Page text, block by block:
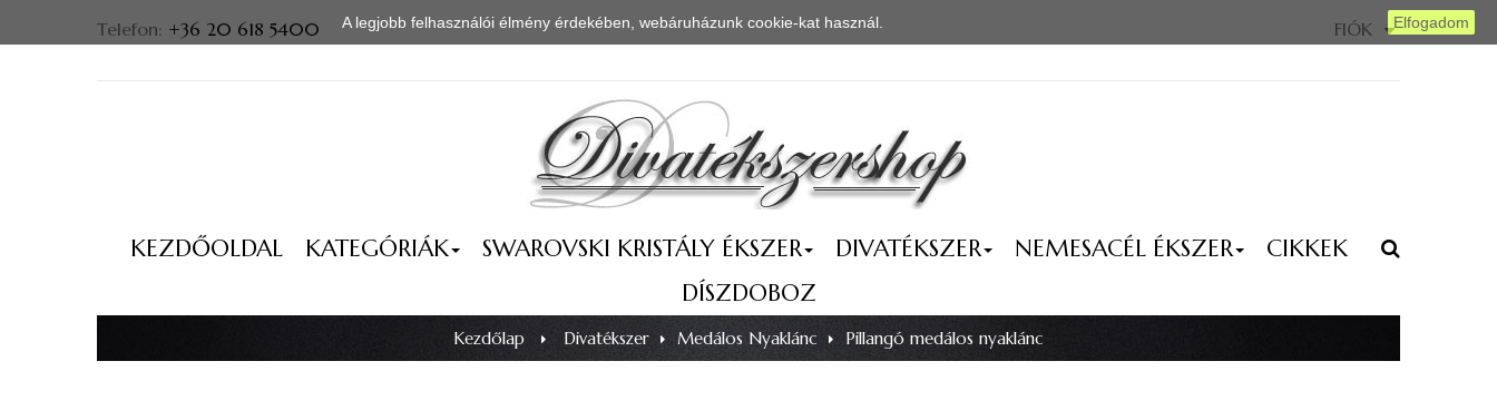
A legjobb felhasználói élmény érdekében, webáruházunk cookie-kat használ. Elfogadom
Telefon: +36 20 618 5400 FIÓK
KEZDŐOLDAL KATEGÓRIÁK SWAROVSKI KRISTÁLY ÉKSZER DIVATÉKSZER NEMESACÉL ÉKSZER
CIKKEK
DÍSZDOBOZ
Kezdőlap > Divatékszer > Medálos Nyaklánc > Pillangó medálos nyaklánc